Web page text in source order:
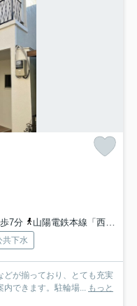
7分
山陽電鉄本線「西新町」駅 徒歩24分
共下水
どが揃っており、とても充実
できます。駐輪場...
もっと